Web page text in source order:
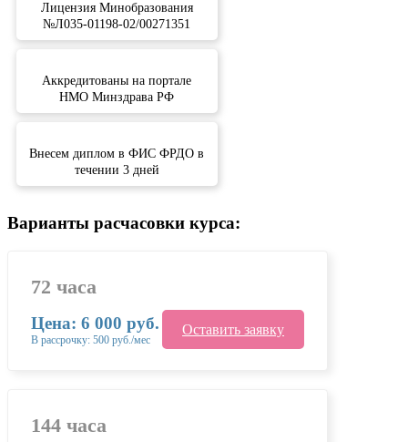
Лицензия Минобразования
№Л035-01198-02/00271351
Аккредитованы на портале
НМО Минздрава РФ
Внесем диплом в ФИС ФРДО в
течении 3 дней
Варианты расчасовки курса:
72 часа
Цена: 6 000 руб.
В рассрочку: 500 руб./мес
Оставить заявку
144 часа